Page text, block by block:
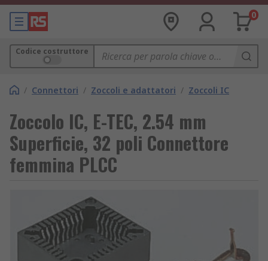
0
Codice costruttore
/ Connettori / Zoccoli e adattatori / Zoccoli IC
Zoccolo IC, E-TEC, 2.54 mm
Superficie, 32 poli Connettore
femmina PLCC